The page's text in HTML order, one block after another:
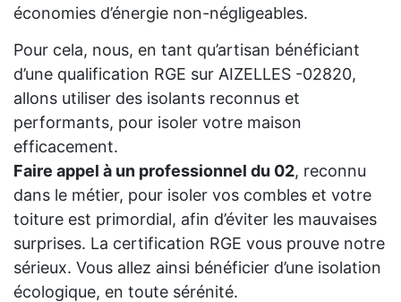
économies d’énergie non-négligeables.
Pour cela, nous, en tant qu’artisan bénéficiant
d’une qualification RGE sur AIZELLES -02820,
allons utiliser des isolants reconnus et
performants, pour isoler votre maison
efficacement.
Faire appel à un professionnel du 02, reconnu
dans le métier, pour isoler vos combles et votre
toiture est primordial, afin d’éviter les mauvaises
surprises. La certification RGE vous prouve notre
sérieux. Vous allez ainsi bénéficier d’une isolation
écologique, en toute sérénité.